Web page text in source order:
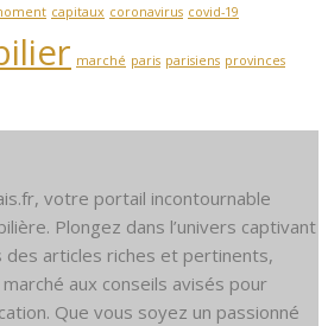
capitaux coronavirus covid-19
marché paris parisiens provinces
votre portail incontournable
Plongez dans l’univers captivant
des articles riches et pertinents,
aux conseils avisés pour
Que vous soyez un passionné